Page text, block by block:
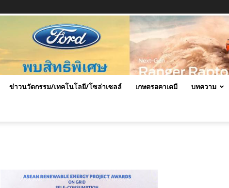
ข่าวนวัตกรรม/เทคโนโลยี/โซล่าเซลล์ เกษตรอคาเดมี บทความ